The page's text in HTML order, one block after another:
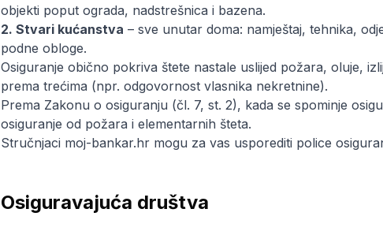
objekti poput ograda, nadstrešnica i bazena.
2. Stvari kućanstva – sve unutar doma: namještaj, tehnika,
podne obloge.
Osiguranje obično pokriva štete nastale uslijed požara, oluje,
prema trećima (npr. odgovornost vlasnika nekretnine).
Prema Zakonu o osiguranju (čl. 7, st. 2), kada se spominje
osiguranje od požara i elementarnih šteta.
Stručnjaci moj-bankar.hr mogu za vas usporediti police
Osiguravajuća društva